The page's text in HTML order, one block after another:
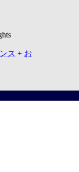
ス + お